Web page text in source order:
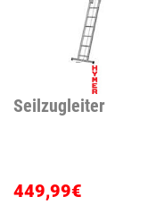
Seilzugleiter
449,99€